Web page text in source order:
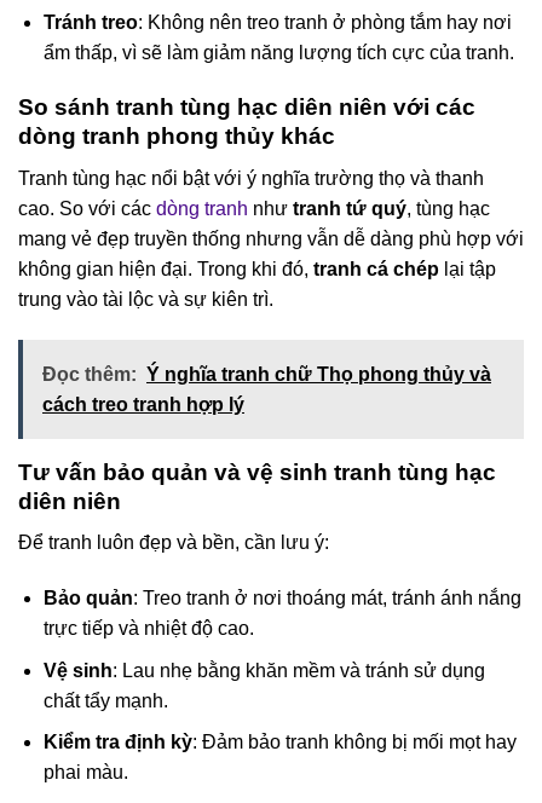
Tránh treo: Không nên treo tranh ở phòng tắm hay nơi
ẩm thấp, vì sẽ làm giảm năng lượng tích cực của tranh.
So sánh tranh tùng hạc diên niên với các
dòng tranh phong thủy khác
Tranh tùng hạc nổi bật với ý nghĩa trường thọ và thanh
cao. So với các dòng tranh như tranh tứ quý, tùng hạc
mang vẻ đẹp truyền thống nhưng vẫn dễ dàng phù hợp với
không gian hiện đại. Trong khi đó, tranh cá chép lại tập
trung vào tài lộc và sự kiên trì.
Đọc thêm: Ý nghĩa tranh chữ Thọ phong thủy và
cách treo tranh hợp lý
Tư vấn bảo quản và vệ sinh tranh tùng hạc
diên niên
Để tranh luôn đẹp và bền, cần lưu ý:
Bảo quản: Treo tranh ở nơi thoáng mát, tránh ánh nắng
trực tiếp và nhiệt độ cao.
Vệ sinh: Lau nhẹ bằng khăn mềm và tránh sử dụng
chất tẩy mạnh.
Kiểm tra định kỳ: Đảm bảo tranh không bị mối mọt hay
phai màu.